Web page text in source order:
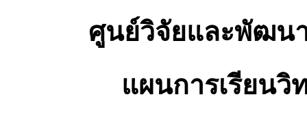
ศูนย์วิจัยและพัฒน
แผนการเรียนวิ